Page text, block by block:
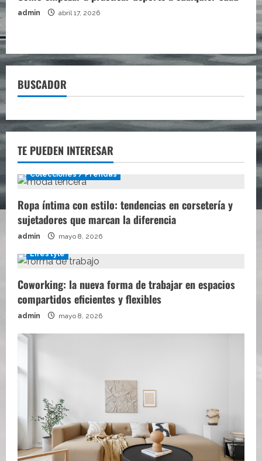
admin abril 17, 2026
BUSCADOR
TE PUEDEN INTERESAR
Colecciones / Prendas
Ropa íntima con estilo: tendencias en corsetería y
sujetadores que marcan la diferencia
admin mayo 8, 2026
Lifestyle
Coworking: la nueva forma de trabajar en espacios
compartidos eficientes y flexibles
admin mayo 8, 2026